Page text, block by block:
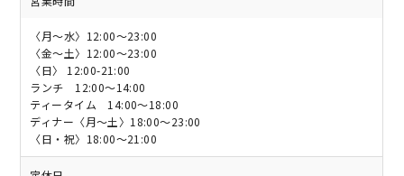
〈月〜水〉12:00～23:00
〈金〜土〉12:00～23:00
〈日〉 12:00-21:00
ランチ 12:00～14:00
ティータイム 14:00～18:00
ディナー〈月〜土〉18:00～23:00
〈日・祝〉18:00～21:00